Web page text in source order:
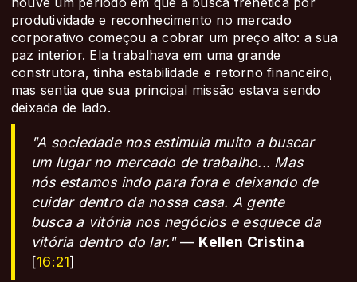
produtividade e reconhecimento no mercado
corporativo começou a cobrar um preço alto: a sua
paz interior. Ela trabalhava em uma grande
construtora, tinha estabilidade e retorno financeiro,
mas sentia que sua principal missão estava sendo
deixada de lado.
"A sociedade nos estimula muito a buscar
um lugar no mercado de trabalho... Mas
nós estamos indo para fora e deixando de
cuidar dentro da nossa casa. A gente
busca a vitória nos negócios e esquece da
vitória dentro do lar."— Kellen Cristina
[16:21]